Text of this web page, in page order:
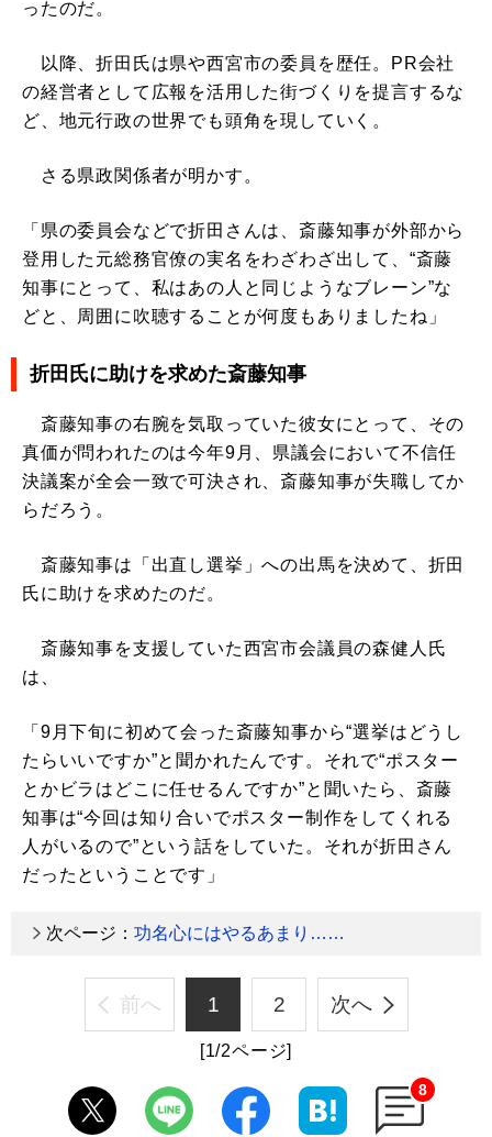
ったのだ。
以降、折田氏は県や西宮市の委員を歴任。PR会社
の経営者として広報を活用した街づくりを提言するな
ど、地元行政の世界でも頭角を現していく。
さる県政関係者が明かす。
「県の委員会などで折田さんは、斎藤知事が外部から
登用した元総務官僚の実名をわざわざ出して、“斎藤
知事にとって、私はあの人と同じようなブレーン”な
どと、周囲に吹聴することが何度もありましたね」
折田氏に助けを求めた斎藤知事
斎藤知事の右腕を気取っていた彼女にとって、その
真価が問われたのは今年9月、県議会において不信任
決議案が全会一致で可決され、斎藤知事が失職してか
らだろう。
斎藤知事は「出直し選挙」への出馬を決めて、折田
氏に助けを求めたのだ。
斎藤知事を支援していた西宮市会議員の森健人氏
は、
「9月下旬に初めて会った斎藤知事から“選挙はどうし
たらいいですか”と聞かれたんです。それで“ポスター
とかビラはどこに任せるんですか”と聞いたら、斎藤
知事は“今回は知り合いでポスター制作をしてくれる
人がいるので”という話をしていた。それが折田さん
だったということです」
次ページ： 功名心にはやるあまり……
前へ 1 2 次へ
[1/2ページ]
8